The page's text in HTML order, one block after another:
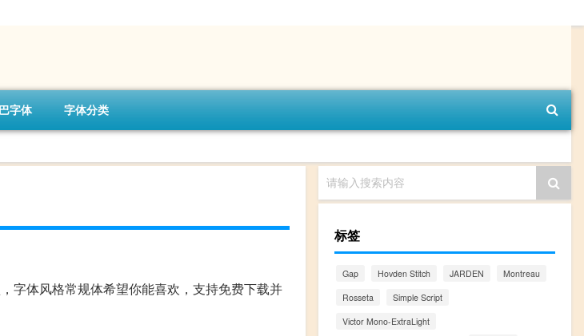
字体 字体分类
字体风格常规体希望你能喜欢，支持免费下载并
请输入搜索内容
标签
Gap Hovden Stitch JARDEN
Montreau
Rosseta
Simple Script
Victor Mono-ExtraLight